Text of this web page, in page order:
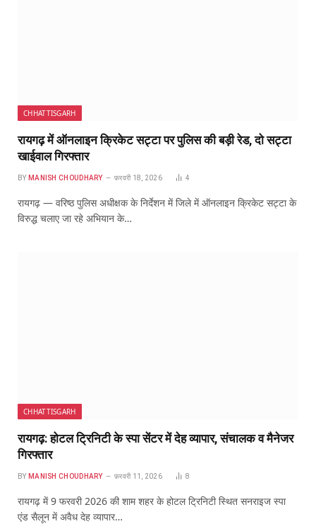
CHHATTISGARH
रायगढ़ में ऑनलाइन क्रिकेट सट्टा पर पुलिस की बड़ी रेड, दो सट्टा
खाईवाल गिरफ्तार
BY MANISH CHOUDHARY फ़रवरी 18, 2026 4
रायगढ़ — वरिष्ठ पुलिस अधीक्षक के निर्देशन में जिले में ऑनलाइन क्रिकेट सट्टा के
विरुद्ध चलाए जा रहे अभियान के…
CHHATTISGARH
रायगढ़: होटल ट्रिनिटी के स्पा सेंटर में देह व्यापार, संचालक व मैनेजर
गिरफ्तार
BY MANISH CHOUDHARY फ़रवरी 11, 2026 8
रायगढ़ में 9 फरवरी 2026 की शाम शहर के होटल ट्रिनिटी स्थित सनराइज स्पा
एंड सैलून में अवैध देह व्यापार…